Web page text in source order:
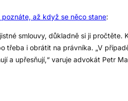
až když se něco stane:
smlouvy, důkladně si ji
třeba i obrátit na právníka. „V
a upřesňují,“ varuje advokát Petr